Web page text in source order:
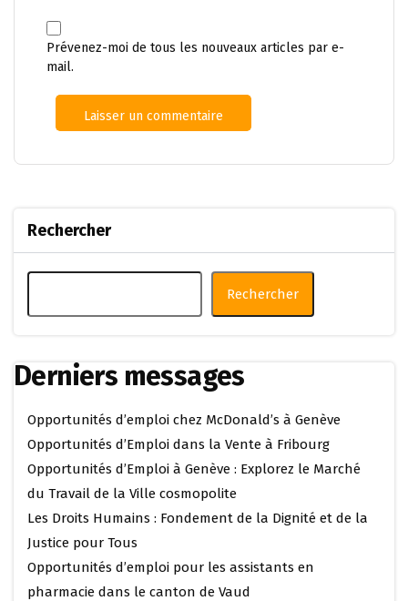
Prévenez-moi de tous les nouveaux articles par e-
mail.
Rechercher
Rechercher
Derniers messages
Opportunités d’emploi chez McDonald’s à Genève
Opportunités d’Emploi dans la Vente à Fribourg
Opportunités d’Emploi à Genève : Explorez le Marché
du Travail de la Ville cosmopolite
Les Droits Humains : Fondement de la Dignité et de la
Justice pour Tous
Opportunités d’emploi pour les assistants en
pharmacie dans le canton de Vaud